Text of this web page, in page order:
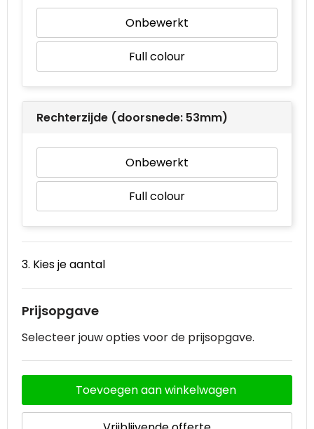
Onbewerkt
Full colour
Rechterzijde (doorsnede: 53mm)
Onbewerkt
Full colour
3. Kies je aantal
Prijsopgave
Selecteer jouw opties voor de prijsopgave.
Toevoegen aan winkelwagen